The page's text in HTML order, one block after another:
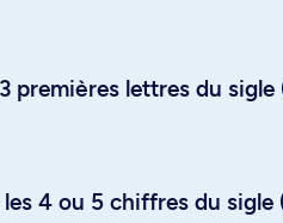
premières lettres du sigle
4 ou 5 chiffres du sigle